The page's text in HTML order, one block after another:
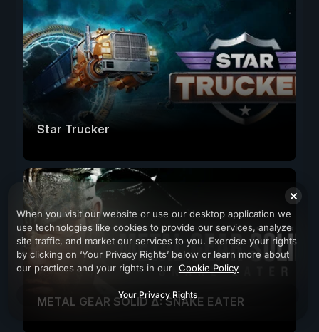
Star Trucker
METAL GEAR SOLID Δ: SNAKE EATER
When you visit our website or use our desktop application we
use technologies like cookies to provide our services, analyze
site traffic, and market our services to you. Exercise your rights
by clicking on ‘Your Privacy Rights’ below or learn more about
our practices and your rights in our Cookie Policy
Your Privacy Rights